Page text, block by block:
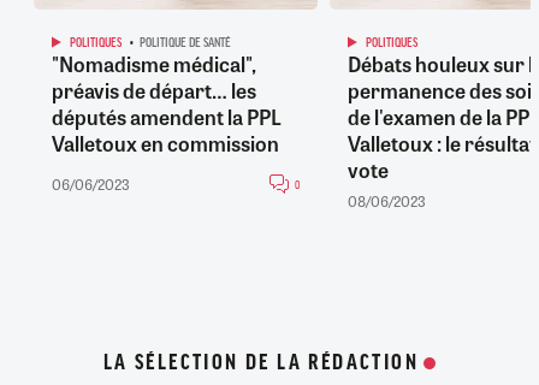
POLITIQUES POLITIQUE DE SANTÉ
"Nomadisme médical",
préavis de départ… les
députés amendent la PPL
Valletoux en commission
06/06/2023 0
POLITIQUES
Débats houleux sur
permanence des
de l'examen de la PPL
Valletoux : le
vote
08/06/2023
LA SÉLECTION DE LA RÉDACTION